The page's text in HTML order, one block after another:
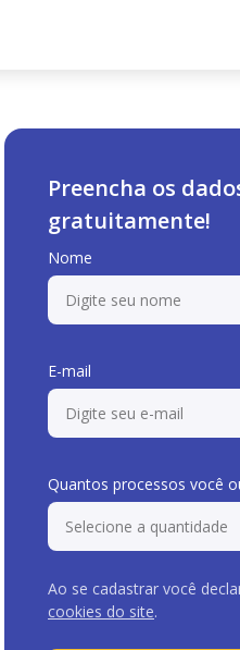
Preencha os
gratuitamente!
Nome
E-mail
Quantos processos você
Ao se cadastrar você
cookies do site.